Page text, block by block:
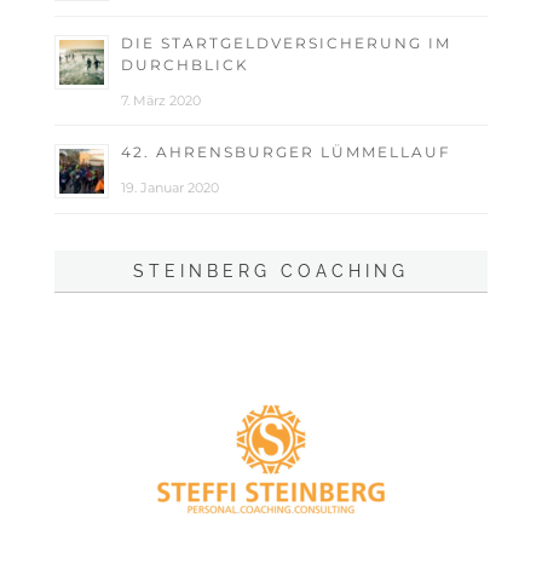
DIE STARTGELDVERSICHERUNG IM
DURCHBLICK
7. März 2020
42. AHRENSBURGER LÜMMELLAUF
19. Januar 2020
STEINBERG COACHING